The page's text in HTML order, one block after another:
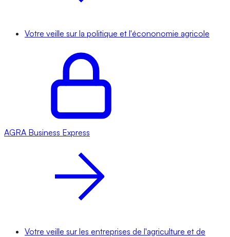
Votre veille sur la politique et l'écononomie agricole
AGRA Business Express
Votre veille sur les entreprises de l'agriculture et de